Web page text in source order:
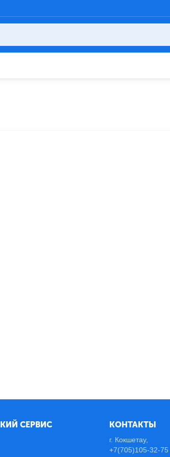
СЕРВИС КОНТАКТЫ
г. Кокшетау,
+7(705)105-32-75